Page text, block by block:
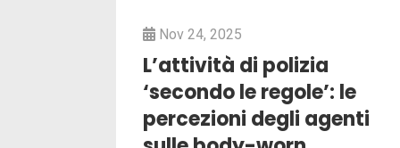
Nov 24, 2025
L’attività di polizia
‘secondo le regole’: le
percezioni degli agenti